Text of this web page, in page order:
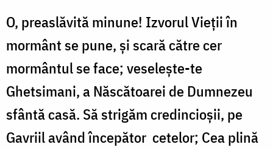
O, preaslăvită minune! Izvorul Vieţii în
mormânt se pune, şi scară către cer
mormântul se face; veseleşte-te
Ghetsimani, a Născătoarei de Dumnezeu
sfântă casă. Să strigăm credincioşii, pe
Gavriil având începător cetelor; Cea plină